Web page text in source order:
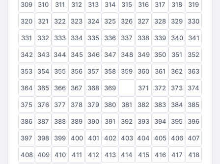
309 310 311 312 313 314 315 316 317 318 319
320 321 322 323 324 325 326 327 328 329 330
331 332 333 334 335 336 337 338 339 340 341
342 343 344 345 346 347 348 349 350 351 352
353 354 355 356 357 358 359 360 361 362 363
364 365 366 367 368 369 371 372 373 374
375 376 377 378 379 380 381 382 383 384 385
386 387 388 389 390 391 392 393 394 395 396
397 398 399 400 401 402 403 404 405 406 407
408 409 410 411 412 413 414 415 416 417 418